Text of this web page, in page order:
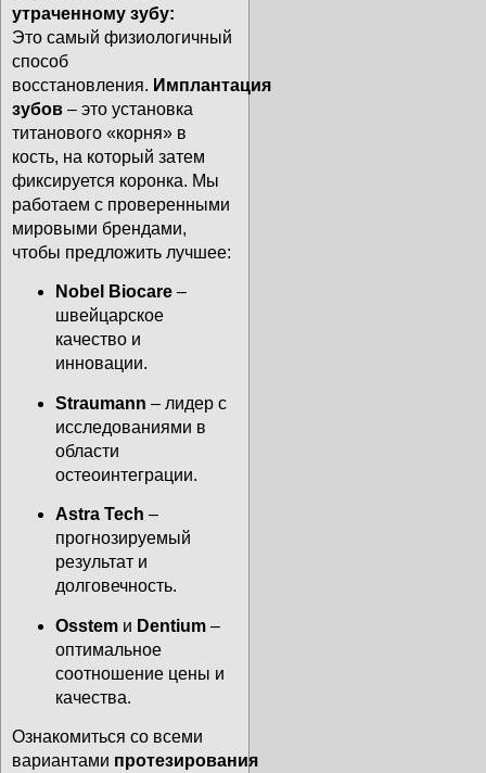
утраченному зубу:
Это самый физиологичный
способ
восстановления. Имплантация
зубов – это установка
титанового «корня» в
кость, на который затем
фиксируется коронка. Мы
работаем с проверенными
мировыми брендами,
чтобы предложить лучшее:
Nobel Biocare –
швейцарское
качество и
инновации.
Straumann – лидер с
исследованиями в
области
остеоинтеграции.
Astra Tech –
прогнозируемый
результат и
долговечность.
Osstem и Dentium –
оптимальное
соотношение цены и
качества.
Ознакомиться со всеми
вариантами протезирования